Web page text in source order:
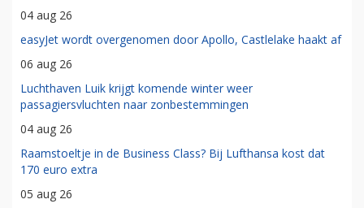
04 aug 26
easyJet wordt overgenomen door Apollo, Castlelake haakt af
06 aug 26
Luchthaven Luik krijgt komende winter weer
passagiersvluchten naar zonbestemmingen
04 aug 26
Raamstoeltje in de Business Class? Bij Lufthansa kost dat
170 euro extra
05 aug 26